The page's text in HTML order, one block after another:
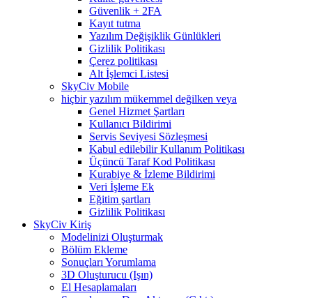
Güvenlik + 2FA
Kayıt tutma
Yazılım Değişiklik Günlükleri
Gizlilik Politikası
Çerez politikası
Alt İşlemci Listesi
SkyCiv Mobile
hiçbir yazılım mükemmel değilken veya
Genel Hizmet Şartları
Kullanıcı Bildirimi
Servis Seviyesi Sözleşmesi
Kabul edilebilir Kullanım Politikası
Üçüncü Taraf Kod Politikası
Kurabiye & İzleme Bildirimi
Veri İşleme Ek
Eğitim şartları
Gizlilik Politikası
SkyCiv Kiriş
Modelinizi Oluşturmak
Bölüm Ekleme
Sonuçları Yorumlama
3D Oluşturucu (Işın)
El Hesaplamaları